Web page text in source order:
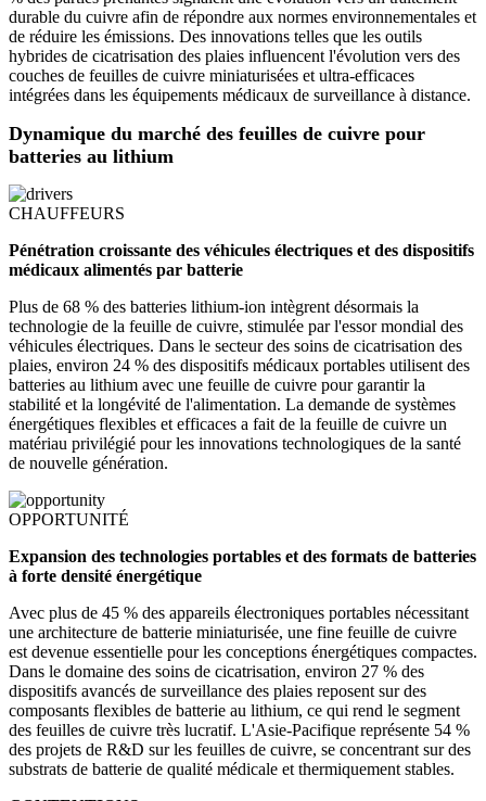
durable du cuivre afin de répondre aux normes environnementales et
de réduire les émissions. Des innovations telles que les outils
hybrides de cicatrisation des plaies influencent l'évolution vers des
couches de feuilles de cuivre miniaturisées et ultra-efficaces
intégrées dans les équipements médicaux de surveillance à distance.
Dynamique du marché des feuilles de cuivre pour
batteries au lithium
CHAUFFEURS
Pénétration croissante des véhicules électriques et des dispositifs
médicaux alimentés par batterie
Plus de 68 % des batteries lithium-ion intègrent désormais la
technologie de la feuille de cuivre, stimulée par l'essor mondial des
véhicules électriques. Dans le secteur des soins de cicatrisation des
plaies, environ 24 % des dispositifs médicaux portables utilisent des
batteries au lithium avec une feuille de cuivre pour garantir la
stabilité et la longévité de l'alimentation. La demande de systèmes
énergétiques flexibles et efficaces a fait de la feuille de cuivre un
matériau privilégié pour les innovations technologiques de la santé
de nouvelle génération.
OPPORTUNITÉ
Expansion des technologies portables et des formats de batteries
à forte densité énergétique
Avec plus de 45 % des appareils électroniques portables nécessitant
une architecture de batterie miniaturisée, une fine feuille de cuivre
est devenue essentielle pour les conceptions énergétiques compactes.
Dans le domaine des soins de cicatrisation, environ 27 % des
dispositifs avancés de surveillance des plaies reposent sur des
composants flexibles de batterie au lithium, ce qui rend le segment
des feuilles de cuivre très lucratif. L'Asie-Pacifique représente 54 %
des projets de R&D sur les feuilles de cuivre, se concentrant sur des
substrats de batterie de qualité médicale et thermiquement stables.